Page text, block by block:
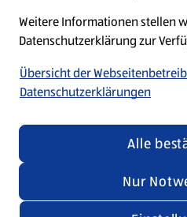
n
e
r
e
u
n
t
n
e
r
n
e
u
n
R
e
i
s
t
Barrierefreiheit
©
Weitere Informationen stellen
Datenschutzerklärung zur
Übersicht der
Datenschutzerklärungen
Nur
Alle